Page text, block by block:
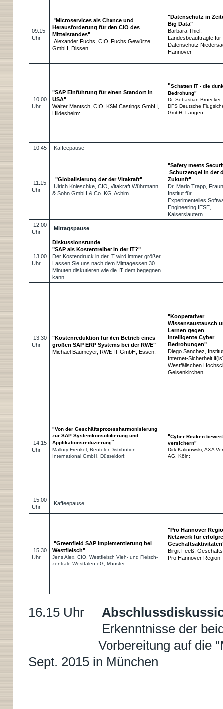
09.15
Uhr
"Microservices als Chance und
Herausforderung für den CIO des
Mittelstandes"
Alexander Fuchs, CIO, Fuchs Gewürze
GmbH, Dissen
"Datenschutz in
Big Data"
Barbara Thiel,
Landesbeauftragte für
Datenschutz
Hannover
10.00
Uhr
"SAP Einführung für einen Standort in
USA"
Walter Mantsch, CIO, KSM Castings GmbH,
Hildesheim:
"Schatten IT - die
Bedrohung"
Dr. Sebastian Broecker,
DFS Deutsche
GmbH, Langen:
10.45 Kaffeepause
11.15
Uhr
"Globalisierung der der Vitakraft"
Ulrich Knieschke, CIO, Vitakraft Wührmann
& Sohn GmbH & Co. KG, Achim
"Safety meets
Schutzengel in der
Zukunft"
Dr. Mario Trapp,
Institut für
Experimentelles
Engineering IESE,
Kaiserslautern
12.00
Uhr
Mittagspause
13.00
Uhr
Diskussionsrunde
"SAP als Kostentreiber in der IT?"
Der Kostendruck in der IT wird immer größer.
Lassen Sie uns nach dem Mitttagessen 30
Minuten diskutieren wie die IT dem begegnen
kann.
13.30
Uhr
"Kostenreduktion für den Betrieb eines
großen SAP ERP Systems bei der RWE"
Michael Baumeyer, RWE IT GmbH, Essen:
"Kooperativer
Wissensaustausch
Lernen gegen
intelligente Cyber
Bedrohungen"
Diego Sanchez,
Internet-Sicherheit
Westfälischen
Gelsenkirchen
14.15
Uhr
"Von der Geschäftsprozessharmonisierung
zur SAP Systemkonsolidierung und
Applikationsreduzierung"
Mallory Frenkel, Benteler Distribution
International GmbH, Düsseldorf:
"Cyber Risiken
versichern"
Dirk Kalinowski, AXA
AG, Köln:
15.00
Uhr
Kaffeepause
15.30
Uhr
"Greenfield SAP Implementierung bei
Westfleisch"
Jens Alex, CIO, Westfleisch Vieh- und Fleisch-
zentrale Westfalen eG, Münster
"Pro Hannover
Netzwerk für
Birgit Feeß,
Pro Hannover Region
16.15 Uhr
Erkenntnisse der beiden
Vorbereitung auf die
Sept. 2015 in München